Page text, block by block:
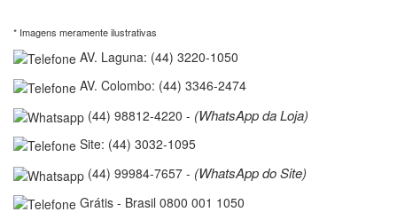
* Imagens meramente ilustrativas
AV. Laguna: (44) 3220-1050
AV. Colombo: (44) 3346-2474
(44) 98812-4220 - (WhatsApp da Loja)
Site: (44) 3032-1095
(44) 99984-7657 - (WhatsApp do Site)
Grátis - Brasil 0800 001 1050